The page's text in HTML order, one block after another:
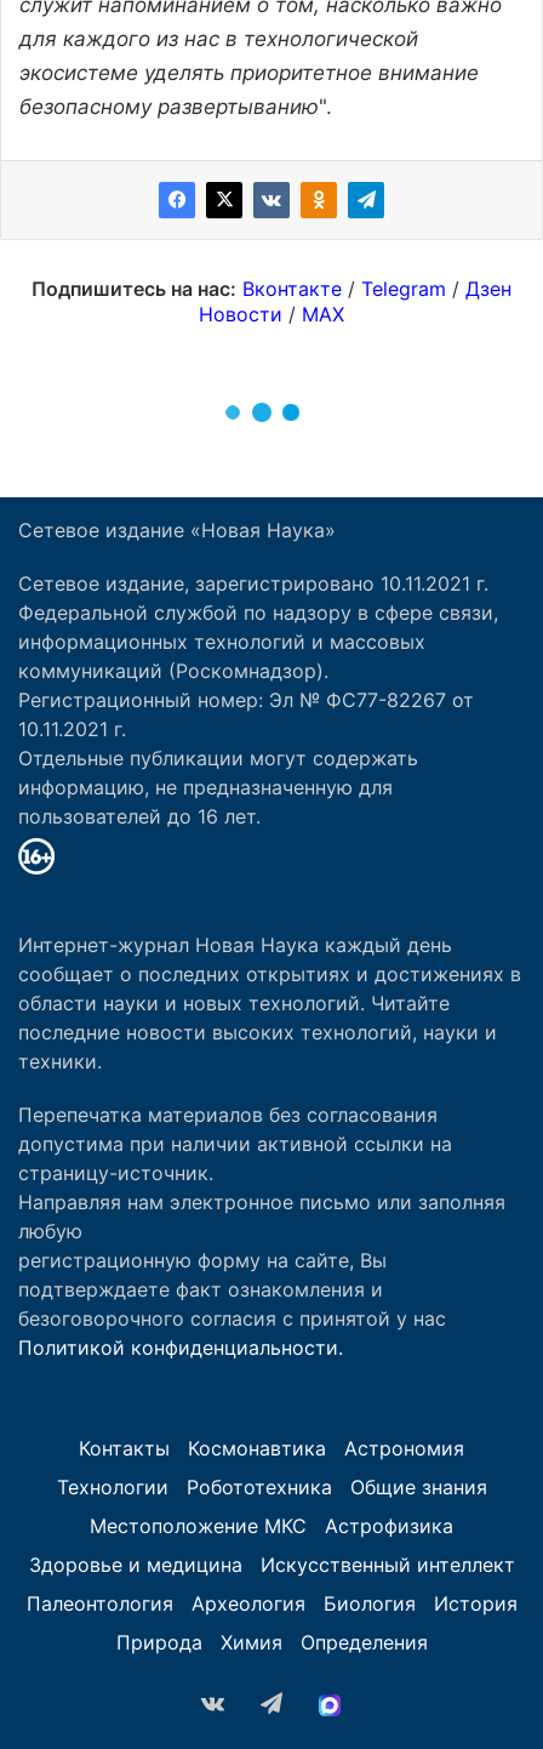
Сетевое издание «Новая Наука»
Сетевое издание, зарегистрировано 10.11.2021 г.
Федеральной службой по надзору в сфере связи,
информационных технологий и массовых
коммуникаций (Роскомнадзор).
Регистрационный номер: Эл № ФС77-82267 от
10.11.2021 г.
Отдельные публикации могут содержать
информацию, не предназначенную для
пользователей до 16 лет.
Интернет-журнал Новая Наука каждый день
сообщает о последних открытиях и достижениях в
области науки и новых технологий. Читайте
последние новости высоких технологий, науки и
техники.
Перепечатка материалов без согласования
допустима при наличии активной ссылки на
страницу-источник.
Направляя нам электронное письмо или заполняя
любую
регистрационную форму на сайте, Вы
подтверждаете факт ознакомления и
безоговорочного согласия с принятой у нас
Политикой конфиденциальности.
Контакты Космонавтика
Астрономия
Технологии
Робототехника
Общие знания
Местоположение МКС
Астрофизика
Здоровье и медицина
Искусственный интеллект
Палеонтология
Археология Биология
История
Природа
Химия Определения
vk.com Telegram